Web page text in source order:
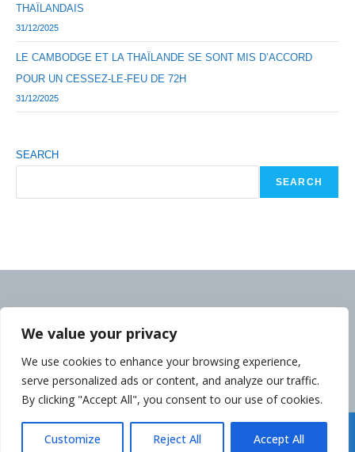
We value your privacy
We use cookies to enhance your browsing experience,
serve personalized ads or content, and analyze our traffic.
By clicking "Accept All", you consent to our use of cookies.
Customize Reject All Accept All
THAÏLANDAIS
31/12/2025
LE CAMBODGE ET LA THAÏLANDE SE SONT MIS D’ACCORD
POUR UN CESSEZ-LE-FEU DE 72H
31/12/2025
SEARCH
SEARCH